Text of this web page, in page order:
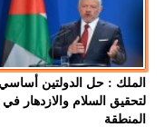
الملك : حل الدولتين أساسي
لتحقيق السلام والازدهار في
المنطقة